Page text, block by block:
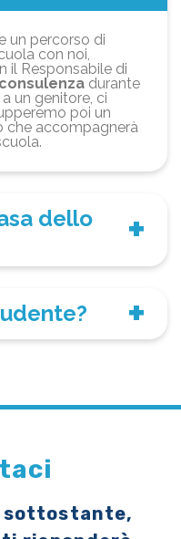
un percorso di
con noi,
il Responsabile di
consulenza durante
un genitore, ci
poi un
che accompagnerà
dello
sottostante,